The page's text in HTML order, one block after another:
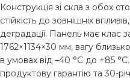
Конструкція зі скла з обох
стійкість до зовнішніх
деградації. Панель має клас
1762×1134×30 мм, вагу
в умовах від –40 °C до +85
продуктову гарантію та 30-